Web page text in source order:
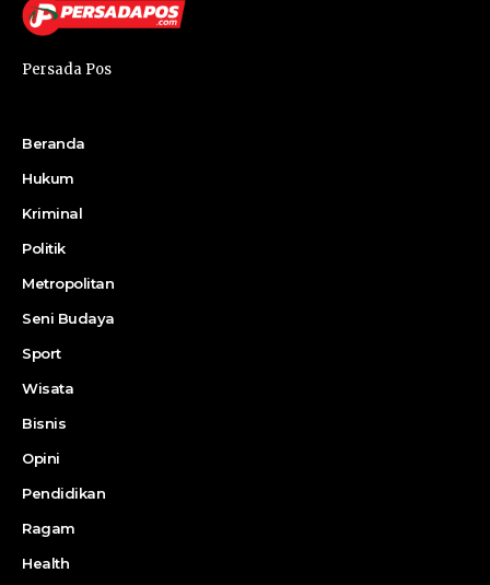
Persada Pos
Beranda
Hukum
Kriminal
Politik
Metropolitan
Seni Budaya
Sport
Wisata
Bisnis
Opini
Pendidikan
Ragam
Health